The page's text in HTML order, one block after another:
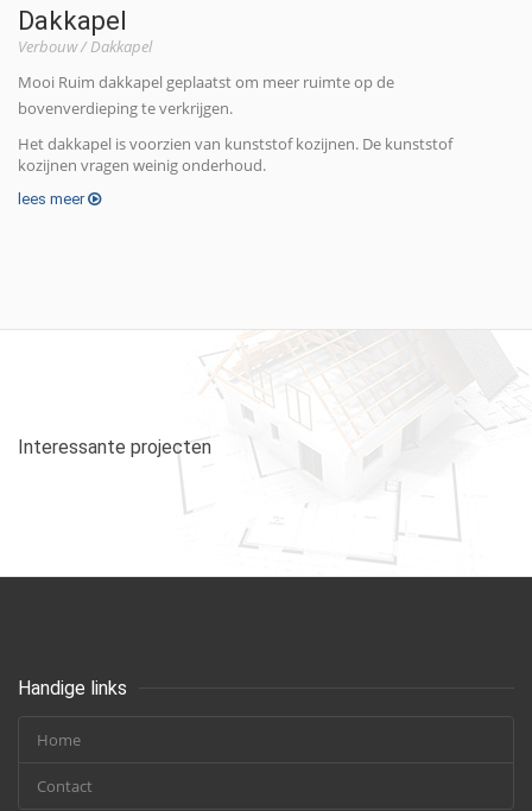
Dakkapel
Verbouw/Dakkapel
Mooi Ruim dakkapel geplaatst om meer ruimte op de
bovenverdieping te verkrijgen.
Het dakkapel is voorzien van kunststof kozijnen. De kunststof
kozijnen vragen weinig onderhoud.
lees meer
Interessante projecten
Handige links
Home
Contact